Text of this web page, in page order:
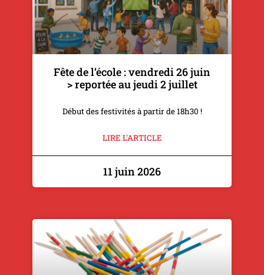
Fête de l’école : vendredi 26 juin
> reportée au jeudi 2 juillet
Début des festivités à partir de 18h30 !
LIRE L'ARTICLE
11 juin 2026